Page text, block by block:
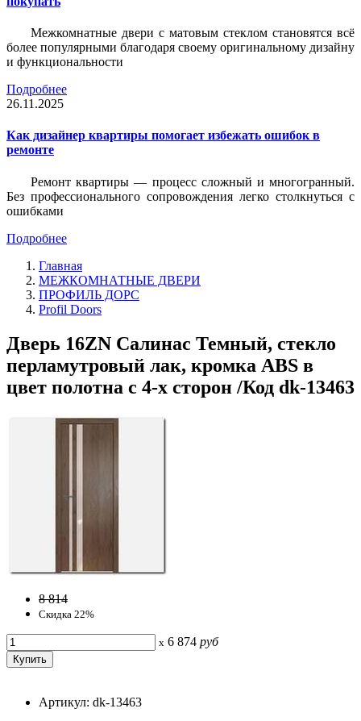
Межкомнатные двери с матовым стеклом становятся всё
более популярными благодаря своему оригинальному дизайну
и функциональности
Подробнее
26.11.2025
Как дизайнер квартиры помогает избежать ошибок в
ремонте
Ремонт квартиры — процесс сложный и многогранный.
Без профессионального сопровождения легко столкнуться с
ошибками
Подробнее
Главная
МЕЖКОМНАТНЫЕ ДВЕРИ
ПРОФИЛЬ ДОРС
Profil Doors
Дверь 16ZN Салинас Темный, стекло
перламутровый лак, кромка ABS в
цвет полотна с 4-х сторон /Код dk-13463
8 814
Скидка 22%
x 6 874 руб
Артикул: dk-13463